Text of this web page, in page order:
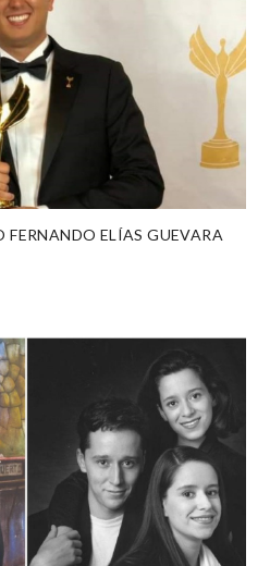
FERNANDO ELÍAS GUEVARA